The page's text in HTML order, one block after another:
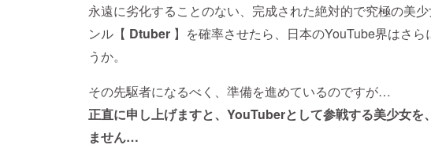
永遠に劣化することのない、完成された絶対的で究極の美
ンル【 Dtuber 】を確率させたら、日本のYouTube界はさ
うか。
その先駆者になるべく、準備を進めているのですが…
正直に申し上げますと、YouTuberとして参戦する美少女を
ません…